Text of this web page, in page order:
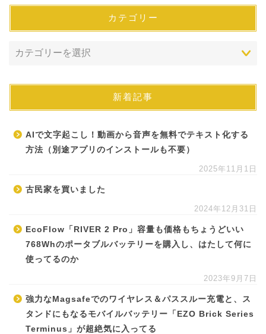
カテゴリー
新着記事
AIで文字起こし！動画から音声を無料でテキスト化する
方法（別途アプリのインストールも不要）
2025年11月1日
古民家を買いました
2024年12月31日
EcoFlow「RIVER 2 Pro」容量も価格もちょうどいい
768Whのポータブルバッテリーを購入し、はたして何に
使ってるのか
2023年9月7日
強力なMagsafeでのワイヤレス＆パススルー充電と、ス
タンドにもなるモバイルバッテリー「EZO Brick Series
Terminus」が超絶気に入ってる